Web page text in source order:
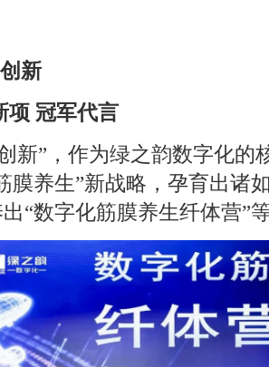
创新
项 冠军代言
新”，作为绿之韵数字化的
膜养生”新战略，孕育出诸
“数字化筋膜养生纤体营”